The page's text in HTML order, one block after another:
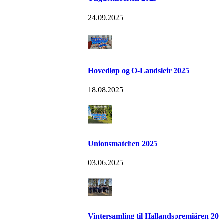
24.09.2025
Hovedløp og O-Landsleir 2025
18.08.2025
Unionsmatchen 2025
03.06.2025
Vintersamling til Hallandspremiären